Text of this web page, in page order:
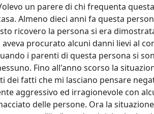
un parere di chi frequenta
Almeno dieci anni fa questa
ricovero la persona si era
procurato alcuni danni lievi al
i parenti di questa persona si
Fino all'anno scorso la
dei fatti che mi lasciano pensare
aggressivo ed irragionevole con
delle persone. Ora la